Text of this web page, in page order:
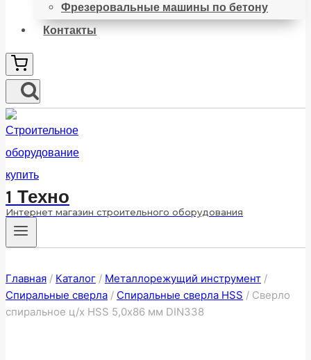
Фрезеровальные машины по бетону
Контакты
1 Техно
Интернет магазин строительного оборудования
Главная / Каталог / Металлорежущий инструмент /
Спиральные сверла / Спиральные сверла HSS / Сверло
спиральное ц/х HSS 5,0х86 мм DIN338